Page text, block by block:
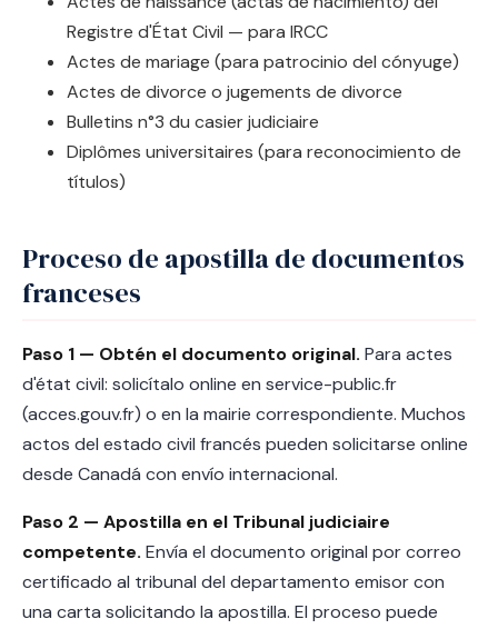
Registre d'État Civil — para IRCC
Actes de mariage (para patrocinio del cónyuge)
Actes de divorce o jugements de divorce
Bulletins n°3 du casier judiciaire
Diplômes universitaires (para reconocimiento de
títulos)
Proceso de apostilla de documentos
franceses
Paso 1 — Obtén el documento original. Para actes
d'état civil: solicítalo online en service-public.fr
(acces.gouv.fr) o en la mairie correspondiente. Muchos
actos del estado civil francés pueden solicitarse online
desde Canadá con envío internacional.
Paso 2 — Apostilla en el Tribunal judiciaire
competente. Envía el documento original por correo
certificado al tribunal del departamento emisor con
una carta solicitando la apostilla. El proceso puede